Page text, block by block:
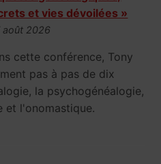
et vies dévoilées »
août 2026
cette conférence, Tony
pas à pas de dix
la psychogénéalogie,
et l'onomastique.